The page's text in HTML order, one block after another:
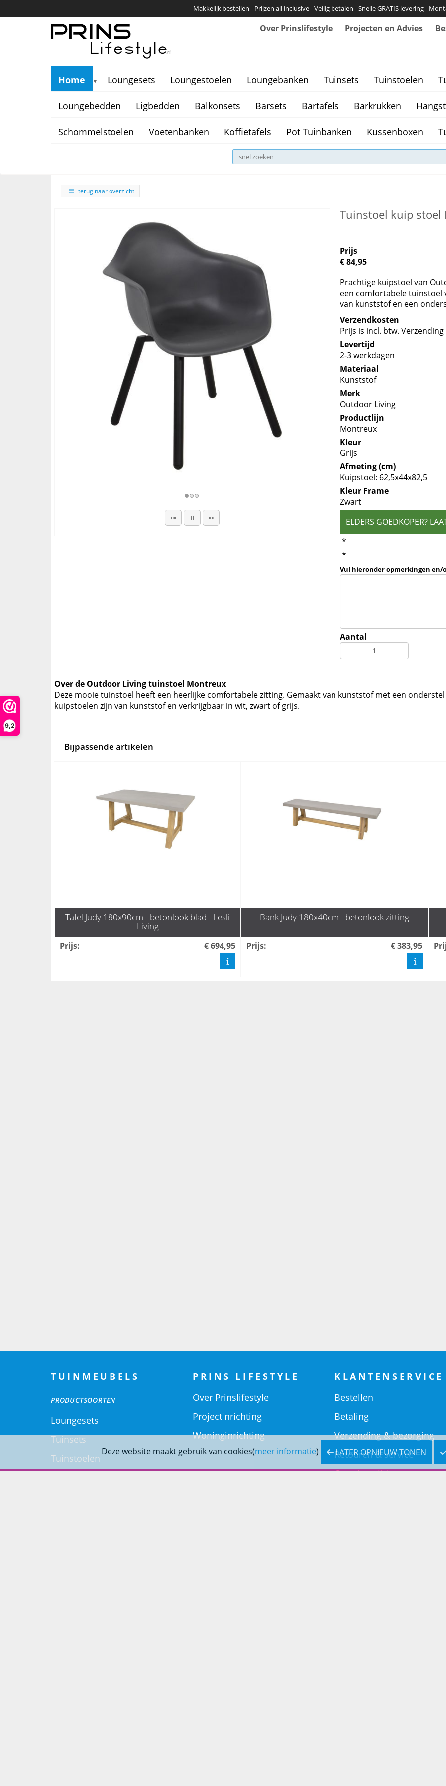
9,2
Makkelijk bestellen - Prijzen all inclusive - Veilig betalen - Snelle GRATIS levering -
Over Prinslifestyle Projecten en Advies
Home ▼ Loungesets Loungestoelen Loungebanken Tuinsets Tuinstoelen
Loungebedden Ligbedden Balkonsets Barsets Bartafels Barkrukken
Schommelstoelen Voetenbanken Koffietafels Pot Tuinbanken Kussenboxen
terug naar overzicht
Tuinstoel kuip
Prijs
€ 84,95
Prachtige kuipstoel van
een comfortabele tuinstoel
van kunststof en een
Verzendkosten
Prijs is incl. btw.
Levertijd
2-3 werkdagen
Materiaal
Kunststof
Merk
Outdoor Living
Productlijn
Montreux
Kleur
Grijs
Afmeting (cm)
Kuipstoel: 62,5x44x82,5
Kleur Frame
Zwart
ELDERS GOEDKOPER?
*
*
Vul hieronder opmerkingen en/
Aantal
Over de Outdoor Living tuinstoel Montreux
Deze mooie tuinstoel heeft een heerlijke comfortabele zitting. Gemaakt van kunststof met een
kuipstoelen zijn van kunststof en verkrijgbaar in wit, zwart of grijs.
Bijpassende artikelen
Tafel Judy 180x90cm - betonlook blad - Lesli
Living
Prijs: € 694,95
Bank Judy 180x40cm - betonlook zitting
Prijs: € 383,95
Deze website maakt gebruik van cookies(meer informatie) LATER OPNIEUW TONEN
TUINMEUBELS
PRODUCTSOORTEN
Loungesets
Tuinsets
Tuinstoelen
PRINS LIFESTYLE
Over Prinslifestyle
Projectinrichting
Woninginrichting
KLANTENSERVICE
Bestellen
Betaling
Verzending & bezorging
Retouren & service
Openingstijden